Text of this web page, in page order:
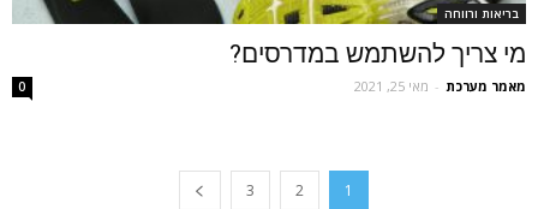
בריאות ורווחה
מי צריך להשתמש במדרסים?
מאמר מערכת - מאי 25, 2021 0
1
2
3